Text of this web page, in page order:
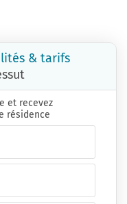
& tarifs
et recevez
résidence